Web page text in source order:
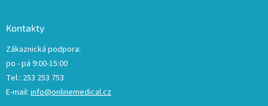
Kontakty
Zákaznická podpora:
po - pá 9:00-15:00
Tel.: 253 253 753
E-mail: info@onlinemedical.cz